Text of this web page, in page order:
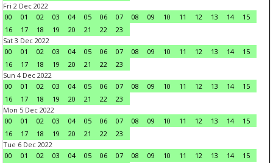
Fri 2 Dec 2022
00
01 02 03 04 05 06 07 08 09 10 11 12 13 14
15
16
17 18 19 20 21 22
23
Sat 3 Dec 2022
00
01 02 03 04 05 06 07 08 09 10 11 12 13 14
15
16
17 18 19 20 21 22
23
Sun 4 Dec 2022
00
01 02 03 04 05 06 07 08 09 10 11 12 13 14
15
16
17 18 19 20 21 22
23
Mon 5 Dec 2022
00
01 02 03 04 05 06 07 08 09 10 11 12 13 14
15
16
17 18 19 20 21 22
23
Tue 6 Dec 2022
00
01 02 03 04 05 06 07 08 09 10 11 12 13 14
15